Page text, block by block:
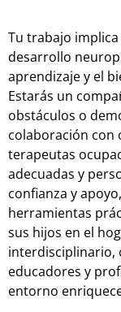
Tu trabajo
desarrollo
aprendizaje y el
Estarás un
obstáculos o
colaboración con
terapeutas
adecuadas y
confianza y
herramientas
sus hijos en el
interdisciplinario,
educadores y
entorno